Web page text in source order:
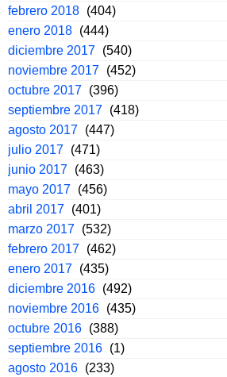
febrero 2018 (404)
enero 2018 (444)
diciembre 2017 (540)
noviembre 2017 (452)
octubre 2017 (396)
septiembre 2017 (418)
agosto 2017 (447)
julio 2017 (471)
junio 2017 (463)
mayo 2017 (456)
abril 2017 (401)
marzo 2017 (532)
febrero 2017 (462)
enero 2017 (435)
diciembre 2016 (492)
noviembre 2016 (435)
octubre 2016 (388)
septiembre 2016 (1)
agosto 2016 (233)